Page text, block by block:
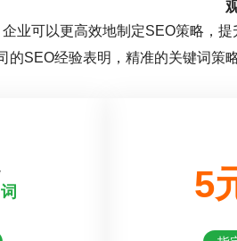
业可以更高效地制定SEO策略，
的SEO经验表明，精准的关键词策
词 5